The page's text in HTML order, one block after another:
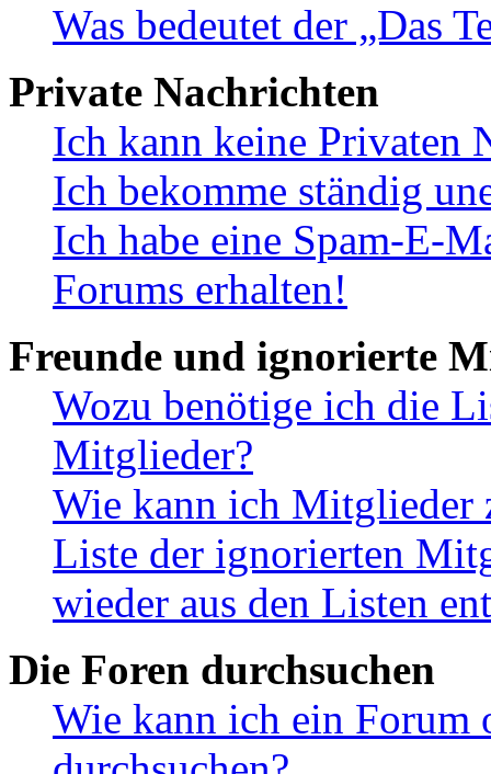
Was bedeutet der „Das
Private Nachrichten
Ich kann keine Privaten
Ich bekomme ständig
Ich habe eine Spam-E-
Forums erhalten!
Freunde und ignorierte
Wozu benötige ich die
Mitglieder?
Wie kann ich Mitglieder
Liste der ignorierten
wieder aus den Listen
Die Foren durchsuchen
Wie kann ich ein Forum